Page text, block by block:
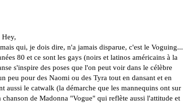
Hey,
qui, je dois dire, n'a jamais disparue, c'est le Voguing...
80 et ce sont les gays (noirs et latinos américains à la
s'inspire des poses que l'on peut voir dans le célèbre
peu pour des Naomi ou des Tyra tout en dansant et en
aussi le catwalk (la démarche que les mannequins ont sur
de Madonna "Vogue" qui reflète aussi l'attitude et